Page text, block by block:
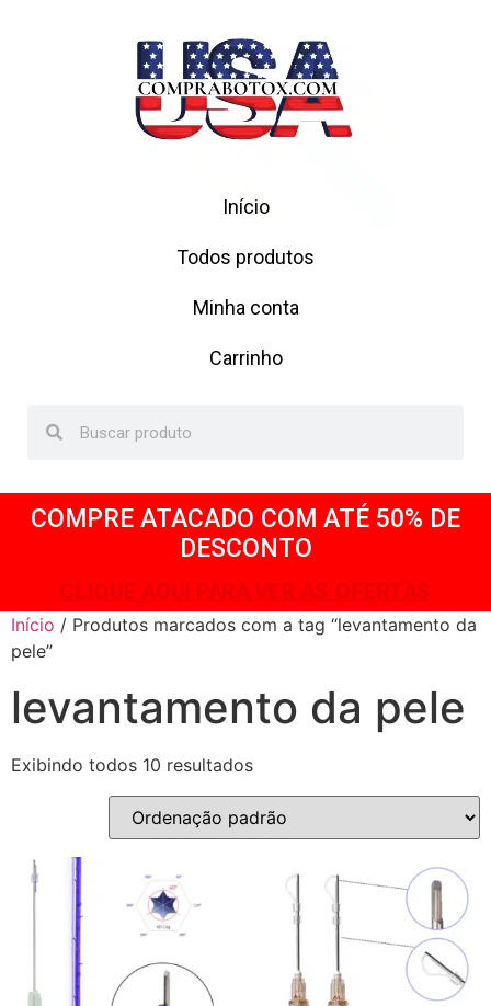
Início
Todos produtos
Minha conta
Carrinho
COMPRE ATACADO COM ATÉ 50% DE
DESCONTO
Início / Produtos marcados com a tag “levantamento da
pele”
levantamento da pele
Exibindo todos 10 resultados